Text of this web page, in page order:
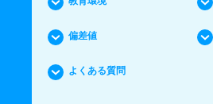
偏差値
よくある質問